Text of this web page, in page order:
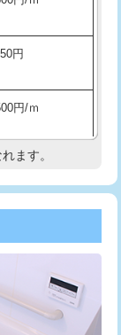
円
円/ｍ
査
円
ます。